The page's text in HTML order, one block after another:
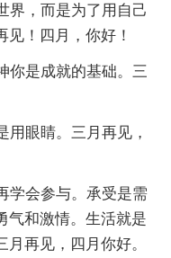
，而是为了用自己
！四月，你好！
是成就的基础。三
眼睛。三月再见，
会参与。承受是需
气和激情。生活就是
再见，四月你好。